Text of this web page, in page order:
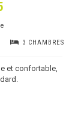
3 CHAMBRES
et confortable,